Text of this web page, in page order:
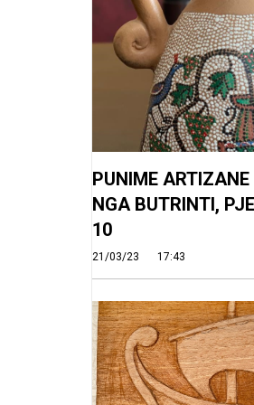
PUNIME
NGA BUTRINTI,
10
21/03/23 17:43